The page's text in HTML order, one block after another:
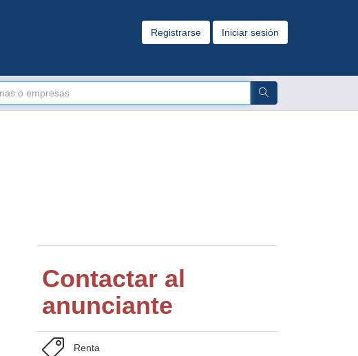
Registrarse Iniciar sesión
Contactar al
anunciante
Renta